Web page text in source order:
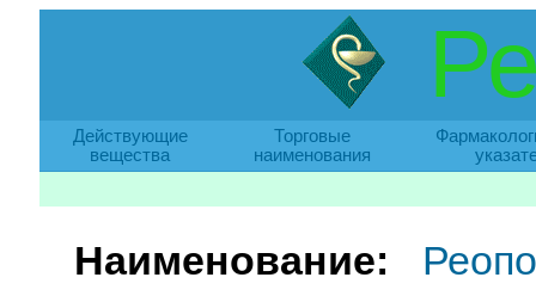
Действующие
вещества
Торговые
наименования
Наименование: